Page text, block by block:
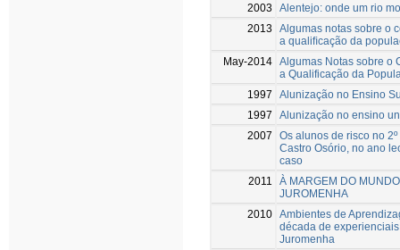
2003
Alentejo: onde um rio
2013
Algumas notas sobre o
a qualiﬁcação da
May-2014 Algumas Notas sobre o
a Qualificação da
1997
Alunização no Ensino
1997
Alunização no ensino
2007
Os alunos de risco no
Castro Osório, no ano
caso
2011
À MARGEM DO
JUROMENHA
2010 Ambientes de
década de
Juromenha